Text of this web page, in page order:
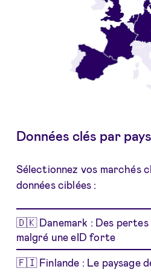
Données clés par pays
Sélectionnez vos marchés
données ciblées :
🇩🇰 Danemark : Des pertes
malgré une eID forte
🇫🇮 Finlande : Le paysage